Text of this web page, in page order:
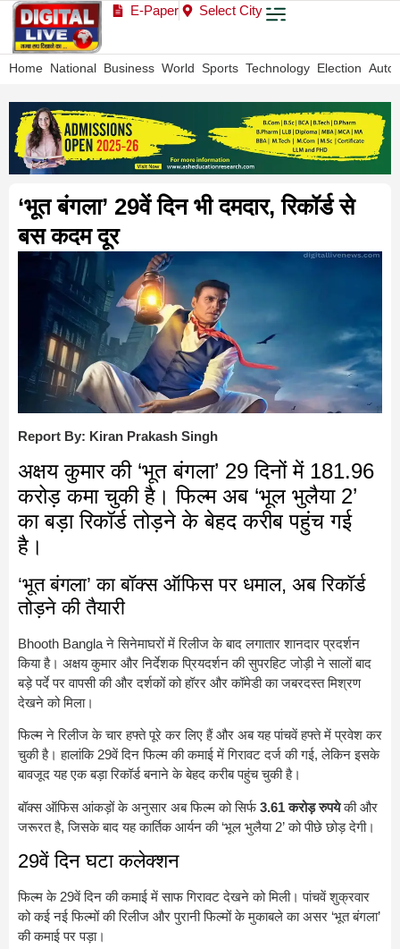
E-Paper Select City
Home National Business World Sports Technology Election Auto
‘भूत बंगला’ 29वें दिन भी दमदार, रिकॉर्ड से
बस कदम दूर
Report By: Kiran Prakash Singh
अक्षय कुमार की ‘भूत बंगला’ 29 दिनों में 181.96
करोड़ कमा चुकी है। फिल्म अब ‘भूल भुलैया 2’
का बड़ा रिकॉर्ड तोड़ने के बेहद करीब पहुंच गई
है।
‘भूत बंगला’ का बॉक्स ऑफिस पर धमाल, अब रिकॉर्ड
तोड़ने की तैयारी
Bhooth Banglaने सिनेमाघरों में रिलीज के बाद लगातार शानदार प्रदर्शन
किया है। अक्षय कुमार और निर्देशक प्रियदर्शन की सुपरहिट जोड़ी ने सालों बाद
बड़े पर्दे पर वापसी की और दर्शकों को हॉरर और कॉमेडी का जबरदस्त मिश्रण
देखने को मिला।
फिल्म ने रिलीज के चार हफ्ते पूरे कर लिए हैं और अब यह पांचवें हफ्ते में प्रवेश कर
चुकी है। हालांकि 29वें दिन फिल्म की कमाई में गिरावट दर्ज की गई, लेकिन इसके
बावजूद यह एक बड़ा रिकॉर्ड बनाने के बेहद करीब पहुंच चुकी है।
बॉक्स ऑफिस आंकड़ों के अनुसार अब फिल्म को सिर्फ3.61 करोड़ रुपयेकी और
जरूरत है, जिसके बाद यह कार्तिक आर्यन की ‘भूल भुलैया 2’ को पीछे छोड़ देगी।
29वें दिन घटा कलेक्शन
फिल्म के 29वें दिन की कमाई में साफ गिरावट देखने को मिली। पांचवें शुक्रवार
को कई नई फिल्मों की रिलीज और पुरानी फिल्मों के मुकाबले का असर ‘भूत बंगला’
की कमाई पर पड़ा।